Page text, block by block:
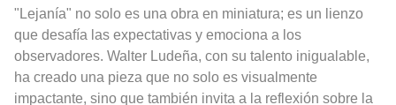
"Lejanía" no solo es una obra en miniatura; es un lienzo
que desafía las expectativas y emociona a los
observadores. Walter Ludeña, con su talento inigualable,
ha creado una pieza que no solo es visualmente
impactante, sino que también invita a la reflexión sobre la